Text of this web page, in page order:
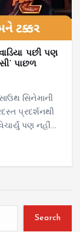
પછી પણ
પાછળ
સિનેમાની
પ્રદર્શનથી
પણ નહીં…
Search